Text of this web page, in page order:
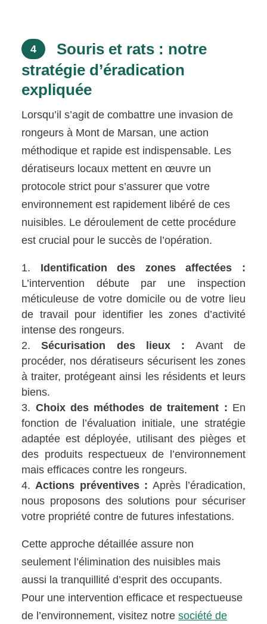
4
Souris et rats : notre
stratégie d’éradication
expliquée
Lorsqu’il s’agit de combattre une invasion de
rongeurs à Mont de Marsan, une action
méthodique et rapide est indispensable. Les
dératiseurs locaux mettent en œuvre un
protocole strict pour s’assurer que votre
environnement est rapidement libéré de ces
nuisibles. Le déroulement de cette procédure
est crucial pour le succès de l’opération.
Identification des zones affectées :
L’intervention débute par une inspection
méticuleuse de votre domicile ou de votre lieu
de travail pour identifier les zones d’activité
intense des rongeurs.
Sécurisation des lieux : Avant de
procéder, nos dératiseurs sécurisent les zones
à traiter, protégeant ainsi les résidents et leurs
biens.
Choix des méthodes de traitement : En
fonction de l’évaluation initiale, une stratégie
adaptée est déployée, utilisant des pièges et
des produits respectueux de l’environnement
mais efficaces contre les rongeurs.
Actions préventives : Après l’éradication,
nous proposons des solutions pour sécuriser
votre propriété contre de futures infestations.
Cette approche détaillée assure non
seulement l’élimination des nuisibles mais
aussi la tranquillité d’esprit des occupants.
Pour une intervention efficace et respectueuse
de l’environnement, visitez notresociété de